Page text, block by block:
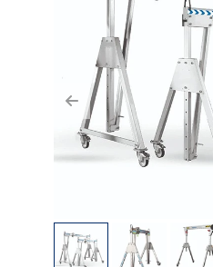
Previous